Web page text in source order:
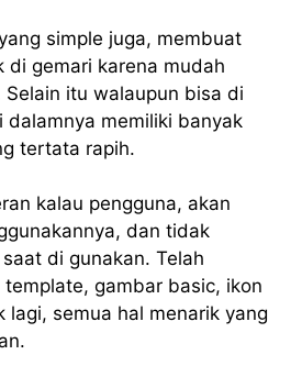
simple juga, membuat
di gemari karena mudah
itu walaupun bisa di
dalamnya memiliki banyak
tertata rapih.
kalau pengguna, akan
dan tidak
di gunakan. Telah
gambar basic, ikon
lagi, semua hal menarik yang